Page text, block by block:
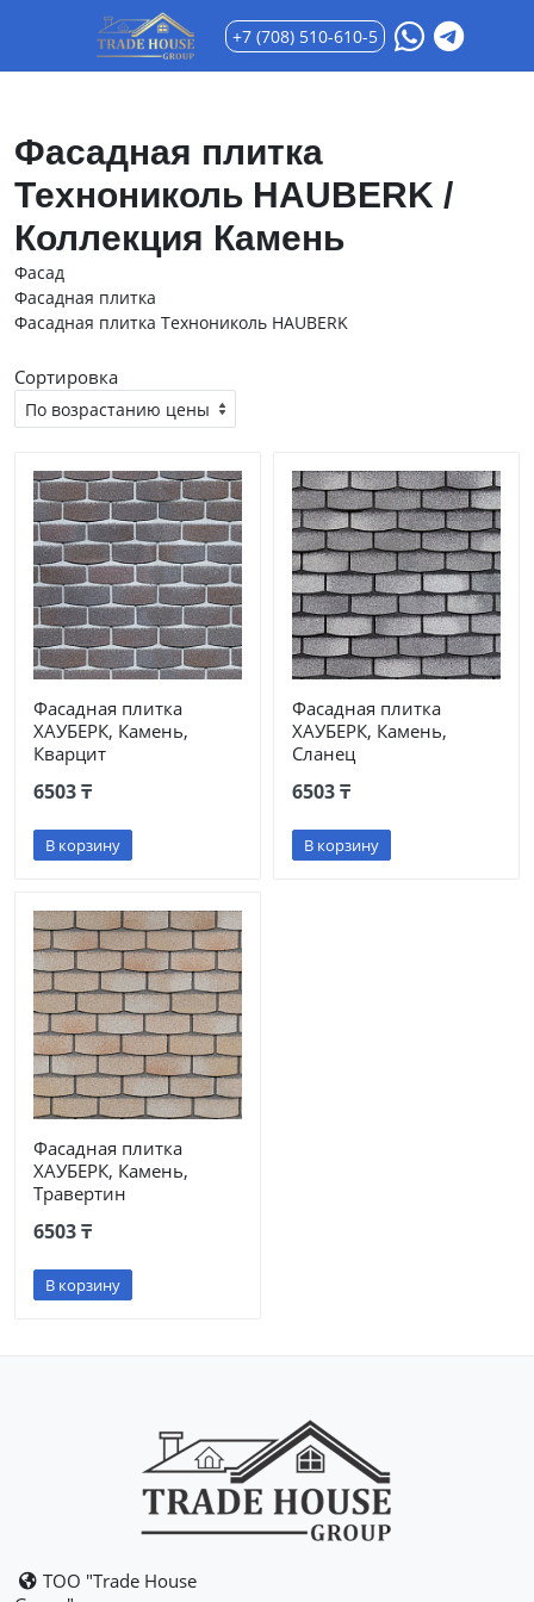
+7 (708) 510-610-5
Фасадная плитка
Технониколь HAUBERK /
Коллекция Камень
Фасад
Фасадная плитка
Фасадная плитка Технониколь HAUBERK
Сортировка
Фасадная плитка
ХАУБЕРК, Камень,
Кварцит
6503 ₸
В корзину
Фасадная плитка
ХАУБЕРК, Камень,
Сланец
6503 ₸
В корзину
Фасадная плитка
ХАУБЕРК, Камень,
Травертин
6503 ₸
В корзину
ТОО "Trade House